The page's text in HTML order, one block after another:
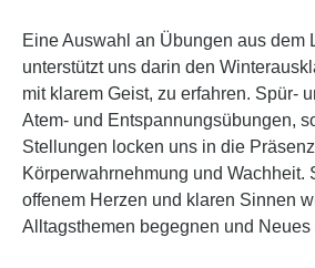
Eine Auswahl an Übungen aus dem
unterstützt uns darin den
mit klarem Geist, zu erfahren. Spür-
Atem- und Entspannungsübungen,
Stellungen locken uns in die
Körperwahrnehmung und Wachheit.
offenem Herzen und klaren Sinnen
Alltagsthemen begegnen und Neues